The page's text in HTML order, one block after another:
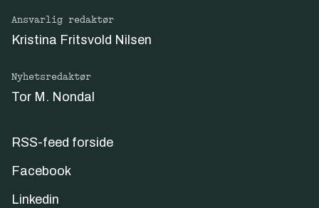
Ansvarlig redaktør
Kristina Fritsvold Nilsen
Nyhetsredaktør
Tor M. Nondal
RSS-feed forside
Facebook
Linkedin